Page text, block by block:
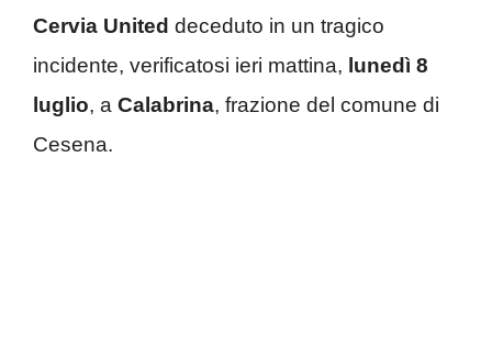
Cervia United deceduto in un tragico
incidente, verificatosi ieri mattina, lunedì 8
luglio, a Calabrina, frazione del comune di
Cesena.